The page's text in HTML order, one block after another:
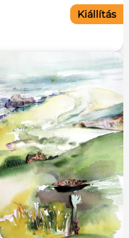
Kiállítás